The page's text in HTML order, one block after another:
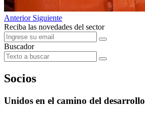
Anterior Siguiente
Reciba las novedades del sector
Buscador
Socios
Unidos en el camino del desarrollo